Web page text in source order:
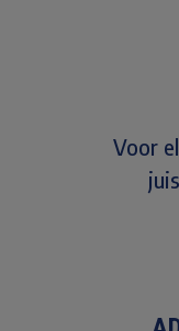
Voor